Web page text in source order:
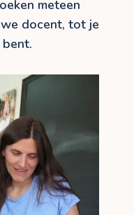
meteen
docent, tot je